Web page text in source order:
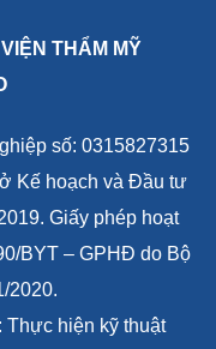
THẨM MỸ
số: 0315827315
Kế hoạch và Đầu tư
Giấy phép hoạt
BYT – GPHĐ do Bộ
2020.
Thực hiện kỹ thuật